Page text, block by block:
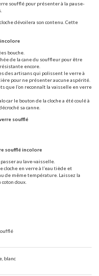
soufflé pour présenter à la pause-
dévoilera son contenu. Cette
incolore
bouche.
de la cane du souffleur pour être
encore.
des artisans qui polissent le verre à
pour ne présenter aucune aspérité.
que l’on reconnaît la vaisselle en verre
car le bouton de la cloche a été coulé à
sa canne.
soufflé
soufflé incolore
au lave-vaisselle.
cloche en verre à l’eau tiède et
de même température. Laissez la
doux.
blanc